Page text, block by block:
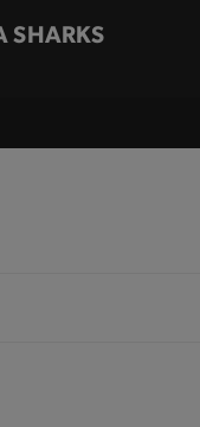
SHARKS